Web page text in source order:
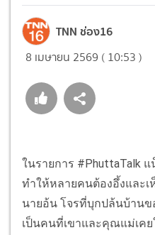
TNN ช่อง16
8 เมษายน 2569 ( 10:53 )
ในรายการ #PhuttaTalk แ
ทำให้หลายคนต้องอึ้งและเ
นายอ้น โจรที่บุกปล้นบ้าน
เป็นคนที่เขาและคุณแม่เค